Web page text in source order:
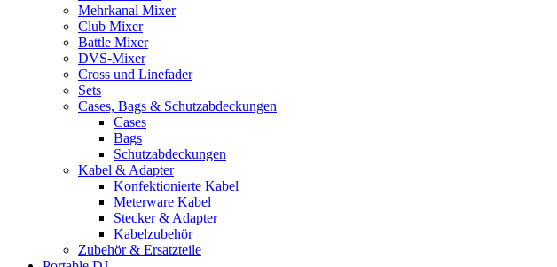
Mehrkanal Mixer
Club Mixer
Battle Mixer
DVS-Mixer
Cross und Linefader
Sets
Cases, Bags & Schutzabdeckungen
Cases
Bags
Schutzabdeckungen
Kabel & Adapter
Konfektionierte Kabel
Meterware Kabel
Stecker & Adapter
Kabelzubehör
Zubehör & Ersatzteile